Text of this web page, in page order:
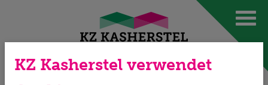
KZ Kasherstel verwendet